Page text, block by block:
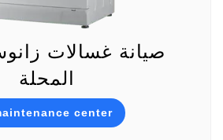
صيانة غسالات
المحلة
center